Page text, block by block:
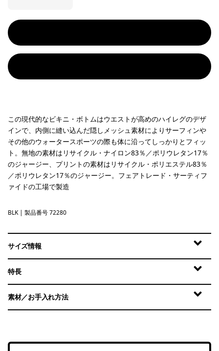
この現代的なビキニ・ボトムはウエストが高めのハイレグのデザ
インで、内側に縫い込んだ隠しメッシュ素材によりサーフィンや
その他のウォータースポーツの際も体に沿ってしっかりとフィッ
ト。無地の素材はリサイクル・ナイロン83％／ポリウレタン17％
のジャージー、プリントの素材はリサイクル・ポリエステル83％
／ポリウレタン17％のジャージー。フェアトレード・サーティフ
ァイドの工場で製造
Black
BLK | 製品番号 72280
サイズ情報
特長
素材／お手入れ方法